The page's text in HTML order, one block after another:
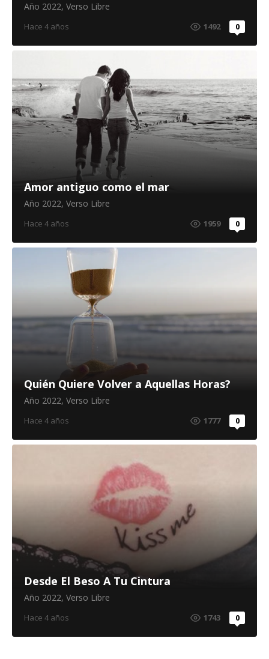
Año 2022, Verso Libre
Hace 4 años 1492 0
Amor antiguo como el mar
Año 2022, Verso Libre
Hace 4 años 1959 0
Quién Quiere Volver a Aquellas Horas?
Año 2022, Verso Libre
Hace 4 años 1777 0
Desde El Beso A Tu Cintura
Año 2022, Verso Libre
Hace 4 años 1743 0